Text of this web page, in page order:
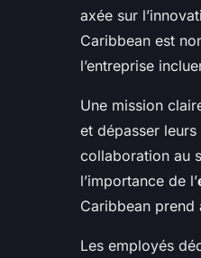
axée sur
Caribbean est
l’entreprise
Une mission
et dépasser
collaboration au
l’importance de l’
Caribbean
Les employés